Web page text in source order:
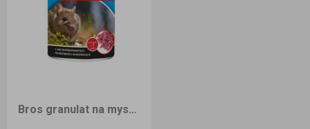
Bros granulat na myszy i szczury 250g